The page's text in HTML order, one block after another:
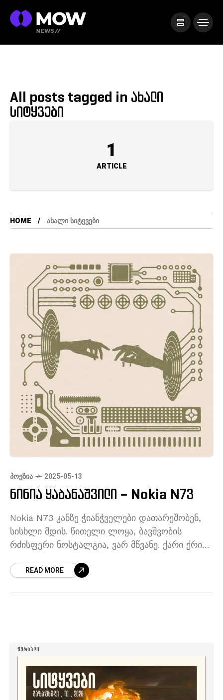
All posts tagged in ახალი
სიტყვები
1
ARTICLE
HOME ᲐᲮᲐᲚᲘ ᲡᲘᲢᲧᲕᲔᲑᲘ
ᲞᲝᲔᲖᲘᲐ 2025-05-13
ნინია ყაბანაშვილი – Nokia N73
Nokia N73 კანზე ჭიანჭველები დათარეშობენ,
სისხლი მდის. წითელი ლოყა, ბავშვობის
რძისფერი ნოსტალგია, ვარ მწვანე. ქარი ქრის,
ყვავილებს მტვრად ედება. არ გამიშვა ხელი,
READ MORE
ᲟᲣᲠᲜᲐᲚᲘ